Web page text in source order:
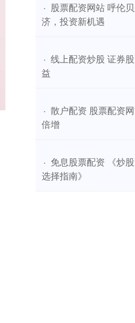
· 股票配资网站 呼伦
济，投资新机遇
· 线上配资炒股 证券
益
· 散户配资 股票配资
倍增
· 免息股票配资 《炒
选择指南》